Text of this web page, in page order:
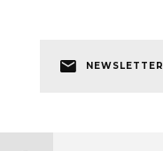
navigation
NEWSLETTER